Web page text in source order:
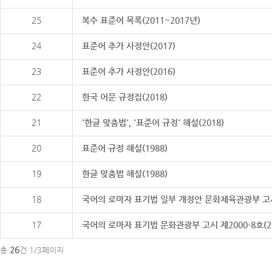
25 복수 표준어 목록(2011~2017년)
24 표준어 추가 사정안(2017)
23 표준어 추가 사정안(2016)
22 한국 어문 규정집(2018)
21 '한글 맞춤법', '표준어 규정' 해설(2018)
20 표준어 규정 해설(1988)
19 한글 맞춤법 해설(1988)
18 국어의 로마자 표기법 일부 개정안 문화체육관광부
17 국어의 로마자 표기법 문화관광부 고시 제2000-8호
총 26건 1/3페이지